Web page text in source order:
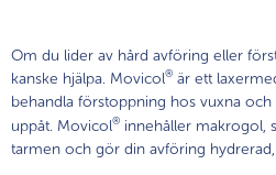
Om du lider av hård avföring eller
kanske hjälpa. Movicol® är ett
behandla förstoppning hos vuxna
uppåt. Movicol® innehåller makrogol,
tarmen och gör din avföring